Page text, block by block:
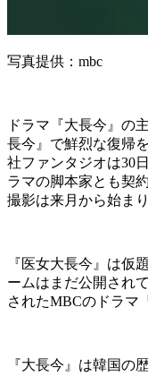
写真提供：mbc
ドラマ『大長今』の
長今』で鮮烈な復帰
社ファンタジオは30
ラマの脚本家とも契
撮影は来月から始ま
『医女大長今』は仮
ームはまだ公開され
されたMBCのドラマ
『大長今』は韓国の